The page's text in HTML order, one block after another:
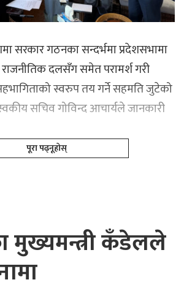
सरकार गठनका सन्दर्भमा प्रदेशसभामा
राजनीतिक दलसँग समेत परामर्श गरी
स्वरुप तय गर्ने सहमति जुटेको
सचिव गोविन्द आचार्यले जानकारी
पूरा पढ्नूहोस्
मुख्यमन्त्री कँडेलले